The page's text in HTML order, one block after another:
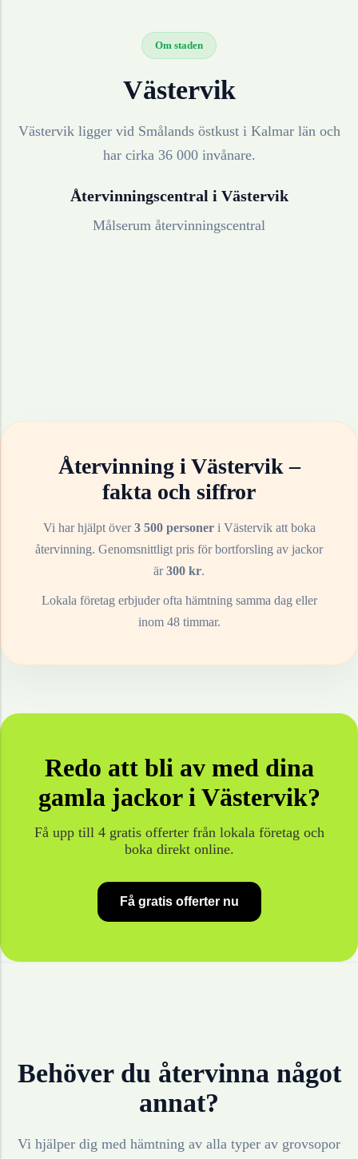
Om staden
Västervik
Västervik ligger vid Smålands östkust i Kalmar län och
har cirka 36 000 invånare.
Återvinningscentral i Västervik
Målserum återvinningscentral
Återvinning iVästervik–
fakta och siffror
Vi har hjälpt över3 500 personeri Västervikatt boka
återvinning. Genomsnittligt pris för bortforsling av jackor
är300 kr.
Lokala företag erbjuder ofta hämtning samma dag eller
inom 48 timmar.
Redo att bli av med dina
gamla jackoriVästervik?
Få upp till 4 gratis offerter från lokala företag och
boka direkt online.
Få gratis offerter nu
Behöver du återvinna något
annat?
Vi hjälper dig med hämtning av alla typer av grovsopor